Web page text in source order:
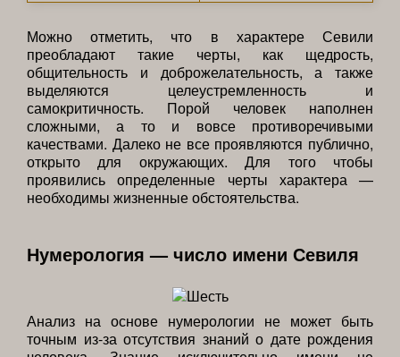
Можно отметить, что в характере Севили
преобладают такие черты, как щедрость,
общительность и доброжелательность, а также
выделяются целеустремленность и
самокритичность. Порой человек наполнен
сложными, а то и вовсе противоречивыми
качествами. Далеко не все проявляются публично,
открыто для окружающих. Для того чтобы
проявились определенные черты характера —
необходимы жизненные обстоятельства.
Нумерология — число имени Севиля
Анализ на основе нумерологии не может быть
точным из-за отсутствия знаний о дате рождения